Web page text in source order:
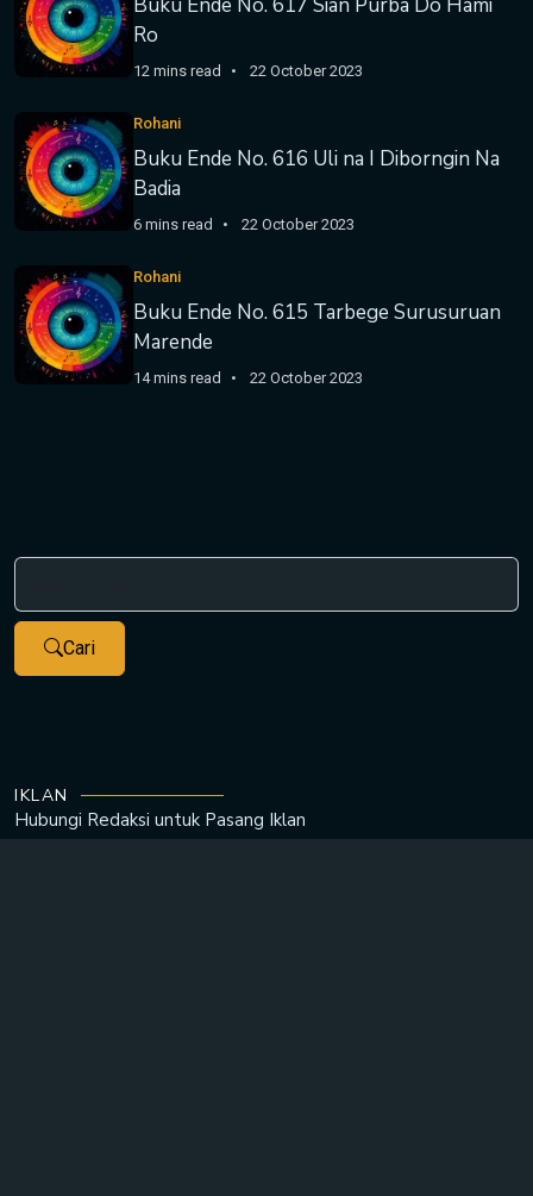
Ro
12 mins read 22 October 2023
Rohani
Buku Ende No. 616 Uli na I Diborngin Na
Badia
6 mins read 22 October 2023
Rohani
Buku Ende No. 615 Tarbege Surusuruan
Marende
14 mins read 22 October 2023
Cari
IKLAN
Hubungi Redaksi untuk Pasang Iklan